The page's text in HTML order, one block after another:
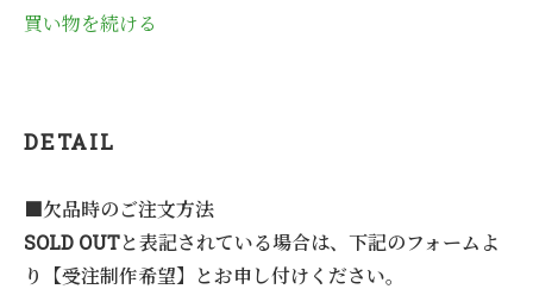
買い物を続ける
DETAIL
■欠品時のご注文方法
SOLD OUTと表記されている場合は、下記のフォームよ
り【受注制作希望】とお申し付けください。